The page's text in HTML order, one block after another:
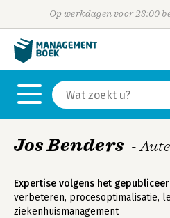
Op werkdagen voor 23:00
Jos Benders -
Expertise volgens het
verbeteren, procesoptimalisatie,
ziekenhuismanagement